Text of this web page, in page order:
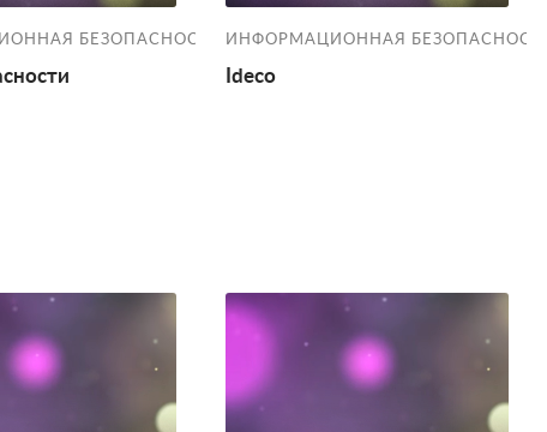
БЕЗОПАСНОСТЬ ИНФОРМАЦИОННАЯ БЕЗОПАСНОСТЬ
Ideco